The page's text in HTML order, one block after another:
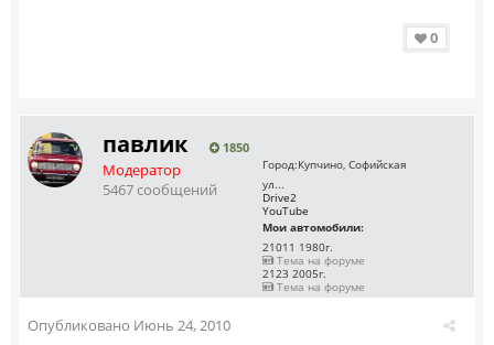
0
павлик 1850
Модератор
5467 сообщений
Город:Купчино, Софийская
ул...
Drive2
YouTube
Мои автомобили:
21011 1980г.
Тема на форуме
2123 2005г.
Тема на форуме
Опубликовано Июнь 24, 2010